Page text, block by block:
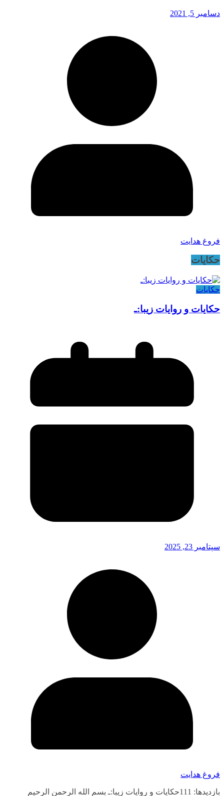
دسامبر 5, 2021
فروغ هدایت
حکایات
حکایات
حکایات و روایات زیبا:ـ
سپتامبر 23, 2025
فروغ هدایت
بازدیدها: 111حکایات و روایات زیبا:ـ بسم الله الرحمن الرحیم